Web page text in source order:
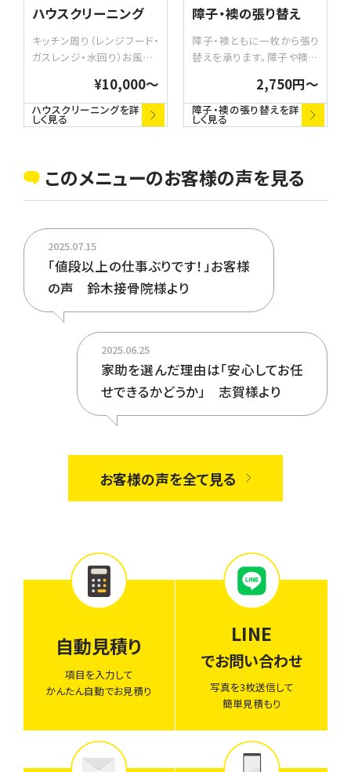
ハウスクリーニング
キッチン周り（レンジフード・
ガスレンジ・水回り）お風呂・
ラスサッシや網戸の掃除など
お家の気になる所をお掃除
します。
¥10,000〜
ハウスクリーニングを詳
しく見る
障子・襖の張り替え
障子・襖ともに一枚から張り
替えを承ります。障子や襖の
立ってきた時はもちろん、模
様替えやリフォーム気分で行
うのもおすすめです。障子や
2,750円〜
障子・襖の張り替えを詳
しく見る
このメニューのお客様の声を見る
2025.07.15
「値段以上の仕事ぶりです！」お客様
の声 鈴木接骨院様より
2025.06.25
家助を選んだ理由は「安心してお任
せできるかどうか」 志賀様より
お客様の声を全て見る
自動見積り
項目を入力して
かんたん自動でお見積り
LINE
でお問い合わせ
写真を3枚送信して
簡単見積もり